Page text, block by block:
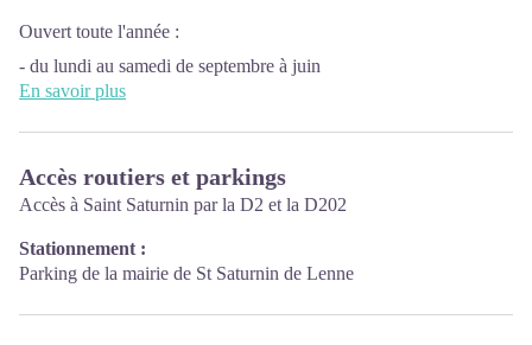
Ouvert toute l'année :
- du lundi au samedi de septembre à juin
(fermé dimanche et jours fériés)
- tous les jours en Juillet et Août
En savoir plus
Accès routiers et parkings
Accès à Saint Saturnin par la D2 et la D202
Stationnement :
Parking de la mairie de St Saturnin de Lenne